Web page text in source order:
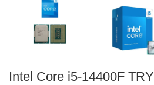
Intel Core i5-14400F TRY